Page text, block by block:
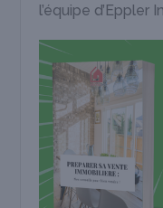
l’équipe